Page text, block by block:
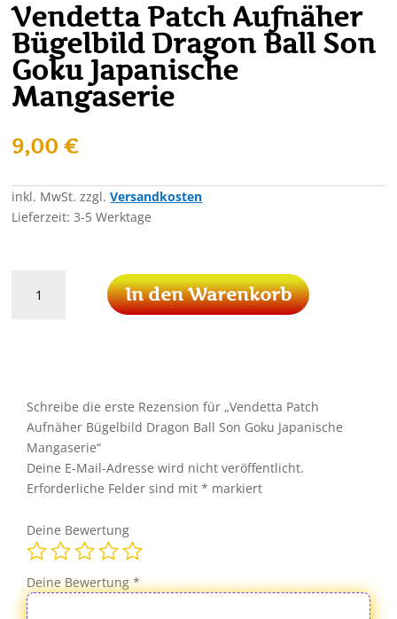
Vendetta Patch Aufnäher
Bügelbild Dragon Ball Son
Goku Japanische
Mangaserie
9,00€
inkl. MwSt. zzgl.Versandkosten
Lieferzeit:3-5 Werktage
Patch
Son
Goku
Japanische
Mangaserie
Menge
In den Warenkorb
Schreibe die erste Rezension für „Vendetta Patch
Aufnäher Bügelbild Dragon Ball Son Goku Japanische
Mangaserie“
Deine E-Mail-Adresse wird nicht veröffentlicht.
Erforderliche Felder sind mit* markiert
Deine Bewertung
Deine Bewertung*